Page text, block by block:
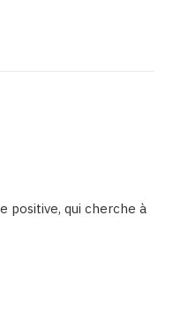
positive, qui cherche à